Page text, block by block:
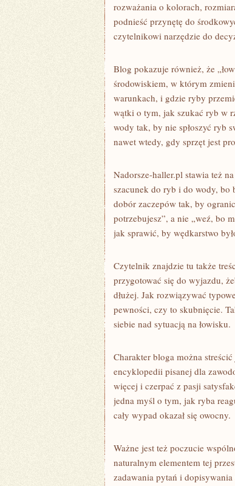
rozważania o kolorach,
podnieść przynętę do
czytelnikowi narzędzie do
Blog pokazuje również, że
środowiskiem, w którym
warunkach, i gdzie ryby
wątki o tym, jak szukać ryb w
wody tak, by nie spłoszyć ryb
nawet wtedy, gdy sprzęt jest
Nadorsze-haller.pl stawia też
szacunek do ryb i do wody, bo
dobór zaczepów tak, by
potrzebujesz”, a nie „weź, bo
jak sprawić, by wędkarstwo
Czytelnik znajdzie tu także
przygotować się do wyjazdu,
dłużej. Jak rozwiązywać
pewności, czy to skubnięcie.
siebie nad sytuacją na łowisku.
Charakter bloga można
encyklopedii pisanej dla
więcej i czerpać z pasji
jedna myśl o tym, jak ryba
cały wypad okazał się owocny.
Ważne jest też poczucie
naturalnym elementem tej
zadawania pytań i